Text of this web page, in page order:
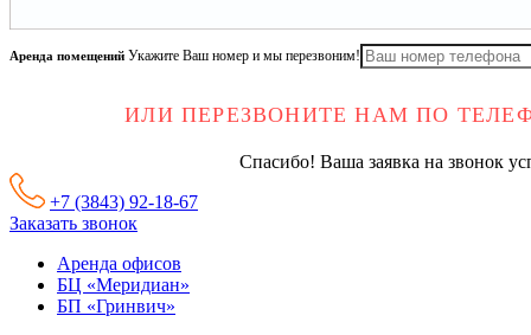
Аренда помещений Укажите Ваш номер и мы перезвоним!
ИЛИ ПЕРЕЗВОНИТЕ НАМ ПО
Спасибо! Ваша заявка на звонок
+7 (3843) 92-18-67
Заказать звонок
Аренда офисов
БЦ «Меридиан»
БП «Гринвич»